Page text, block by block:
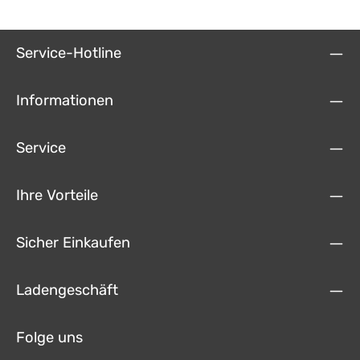
Service-Hotline
Informationen
Service
Ihre Vorteile
Sicher Einkaufen
Ladengeschäft
Folge uns